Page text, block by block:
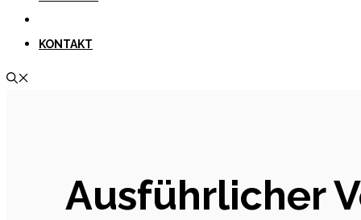
KONTAKT
Ausführlicher